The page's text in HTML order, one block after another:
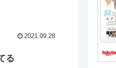
2021.09.28
る